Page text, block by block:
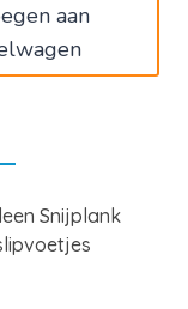
aan
Snijplank